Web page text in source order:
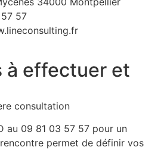
57
à effectuer et
consultation
au 09 81 03 57 57 pour un
permet de définir vos